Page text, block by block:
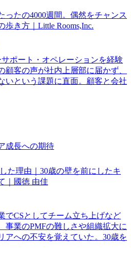
ったの4000週間。偶然をチャンス
き方｜Little Rooms,Inc.
ポート・オペレーションを経験
顧客の声が社内上層部に届かず、
いという課題に直面。顧客と会社
成長への期待
た理由｜30歳の壁を前にしたキ
｜國徳 由佳
でCSとしてチーム立ち上げなど
事業のPMFの難しさや組織拡大に
アへの不安を覚えていた。30歳を